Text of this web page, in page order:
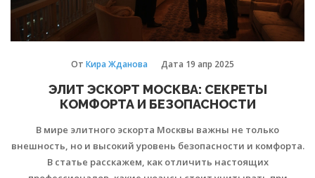
От Кира Жданова Дата 19 апр 2025
ЭЛИТ ЭСКОРТ МОСКВА: СЕКРЕТЫ
КОМФОРТА И БЕЗОПАСНОСТИ
В мире элитного эскорта Москвы важны не только
внешность, но и высокий уровень безопасности и комфорта.
В статье расскажем, как отличить настоящих